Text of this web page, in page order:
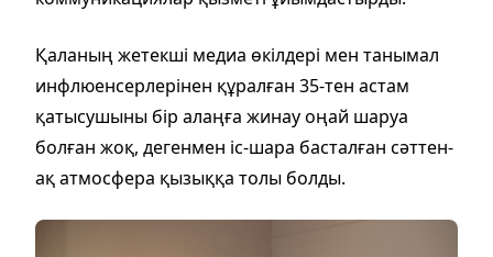
Қаланың жетекші медиа өкілдері мен танымал
инфлюенсерлерінен құралған 35-тен астам
қатысушыны бір алаңға жинау оңай шаруа
болған жоқ, дегенмен іс-шара басталған сәттен-
ақ атмосфера қызыққа толы болды.